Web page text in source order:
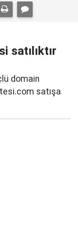
satılıktır
domain
satışa